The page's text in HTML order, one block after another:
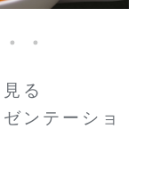
る
ンテーショ